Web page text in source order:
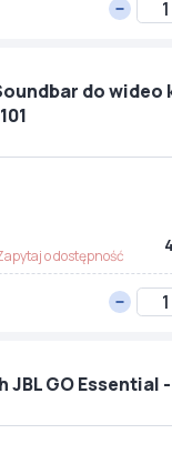
do wideo
o dostępność
GO Essential